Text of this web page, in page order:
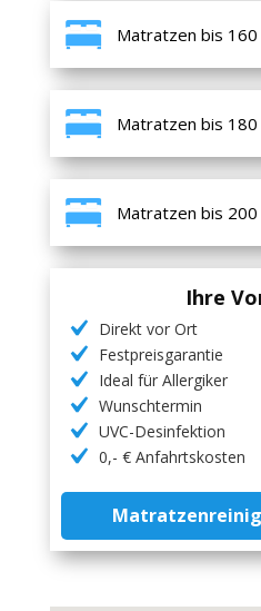
Matratzen bis
Matratzen bis
Matratzen bis
Ihre
Direkt vor Ort
Festpreisgarantie
Ideal für Allergiker
Wunschtermin
UVC-Desinfektion
0,- € Anfahrtskosten